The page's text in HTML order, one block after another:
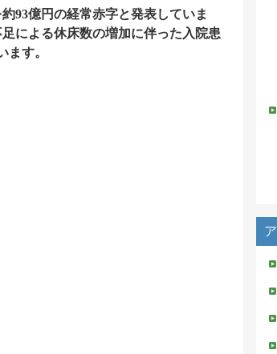
93億円の経常赤字と発表していま
による休床数の増加に伴った入院患
す。